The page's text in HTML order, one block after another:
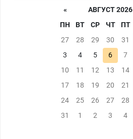
«
АВГУСТ 2026
ПН
ВТ СР ЧТ ПТ
27
28 29 30 31
3
4 5 6 7
10
11 12 13 14
17
18 19 20 21
24
25 26 27 28
31
1 2 3 4